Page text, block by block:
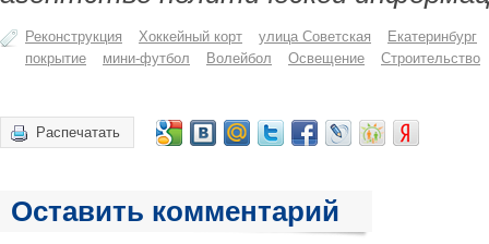
Реконструкция Хоккейный корт улица Советская
Екатеринбург
покрытие
мини-футбол Волейбол Освещение Строительство
Распечатать
Оставить комментарий